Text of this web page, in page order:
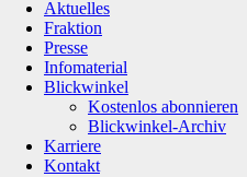
Aktuelles
Fraktion
Presse
Infomaterial
Blickwinkel
Kostenlos abonnieren
Blickwinkel-Archiv
Karriere
Kontakt